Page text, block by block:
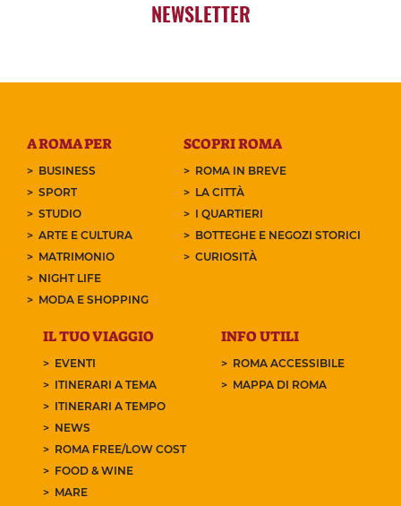
NEWSLETTER
A ROMA PER
BUSINESS
SPORT
STUDIO
ARTE E CULTURA
MATRIMONIO
NIGHT LIFE
MODA E SHOPPING
SCOPRI ROMA
ROMA IN BREVE
LA CITTÀ
I QUARTIERI
BOTTEGHE E NEGOZI STORICI
CURIOSITÀ
IL TUO VIAGGIO
EVENTI
ITINERARI A TEMA
ITINERARI A TEMPO
NEWS
ROMA FREE/LOW COST
FOOD & WINE
MARE
INFO UTILI
ROMA ACCESSIBILE
MAPPA DI ROMA